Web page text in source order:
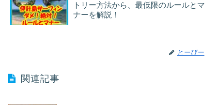
トリー方法から、最低限のルールとマ
ナーを解説！
とーぴー
関連記事